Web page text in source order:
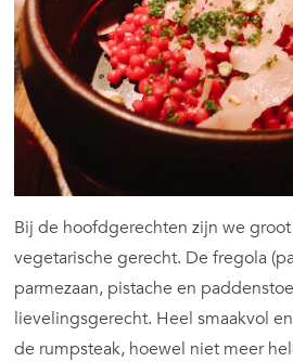
Bij de hoofdgerechten zijn we
vegetarische gerecht. De fregola
parmezaan, pistache en
lievelingsgerecht. Heel smaakvol
de rumpsteak, hoewel niet meer